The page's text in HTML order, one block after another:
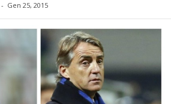
- Gen 25, 2015